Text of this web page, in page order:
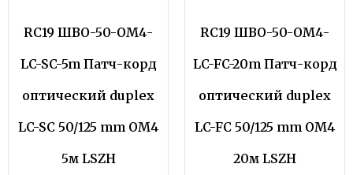
RC19 ШВО-50-OM4-
LC-SC-5m Патч-корд
оптический duplex
LC-SC 50/125 mm OM4
5м LSZH
RC19 ШВО-50-OM4-
LC-FC-20m Патч-корд
оптический duplex
LC-FC 50/125 mm OM4
20м LSZH